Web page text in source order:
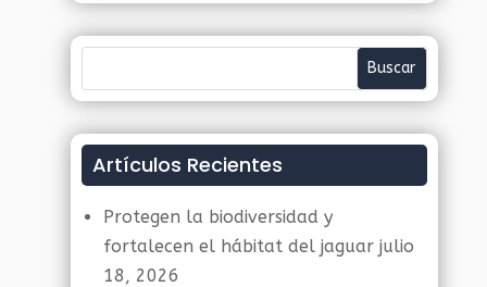
Artículos Recientes
Protegen la biodiversidad y
fortalecen el hábitat del jaguar julio
18, 2026